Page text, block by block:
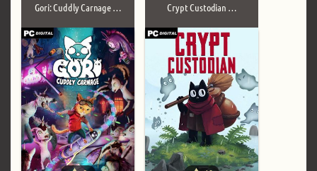
Gori: Cuddly Carnage … Crypt Custodian …